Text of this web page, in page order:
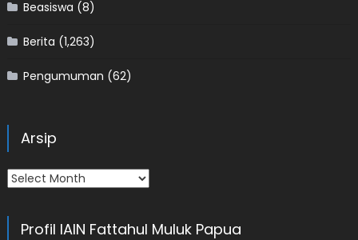
Beasiswa (8)
Berita (1,263)
Pengumuman (62)
Arsip
Arsip
Profil IAIN Fattahul Muluk Papua